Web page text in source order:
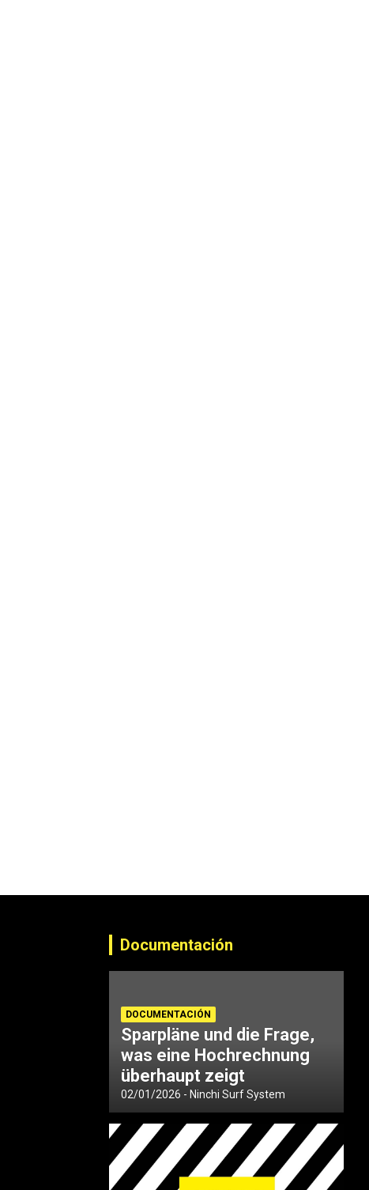
Documentación
DOCUMENTACIÓN
Sparpläne und die Frage,
was eine Hochrechnung
überhaupt zeigt
02/01/2026 Ninchi Surf System